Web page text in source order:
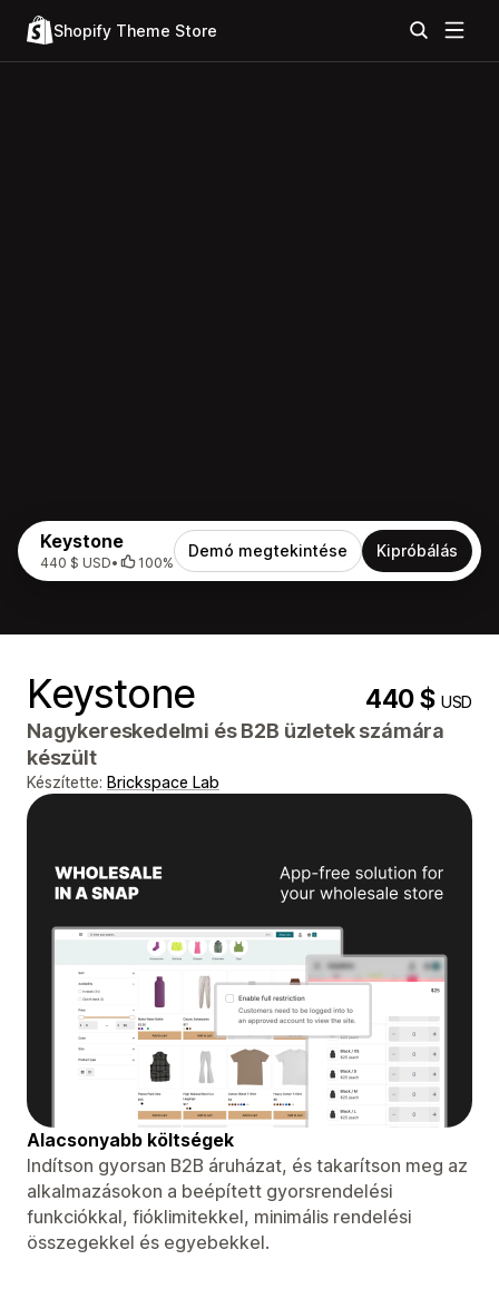
Shopify Theme Store
Keystone
440 $ USD• 100%
Demó megtekintése Kipróbálás
Keystone 440 $USD
Nagykereskedelmi és B2B üzletek számára
készült
Készítette: Brickspace Lab
Alacsonyabb költségek
Indítson gyorsan B2B áruházat, és takarítson meg az
alkalmazásokon a beépített gyorsrendelési
funkciókkal, fióklimitekkel, minimális rendelési
összegekkel és egyebekkel.